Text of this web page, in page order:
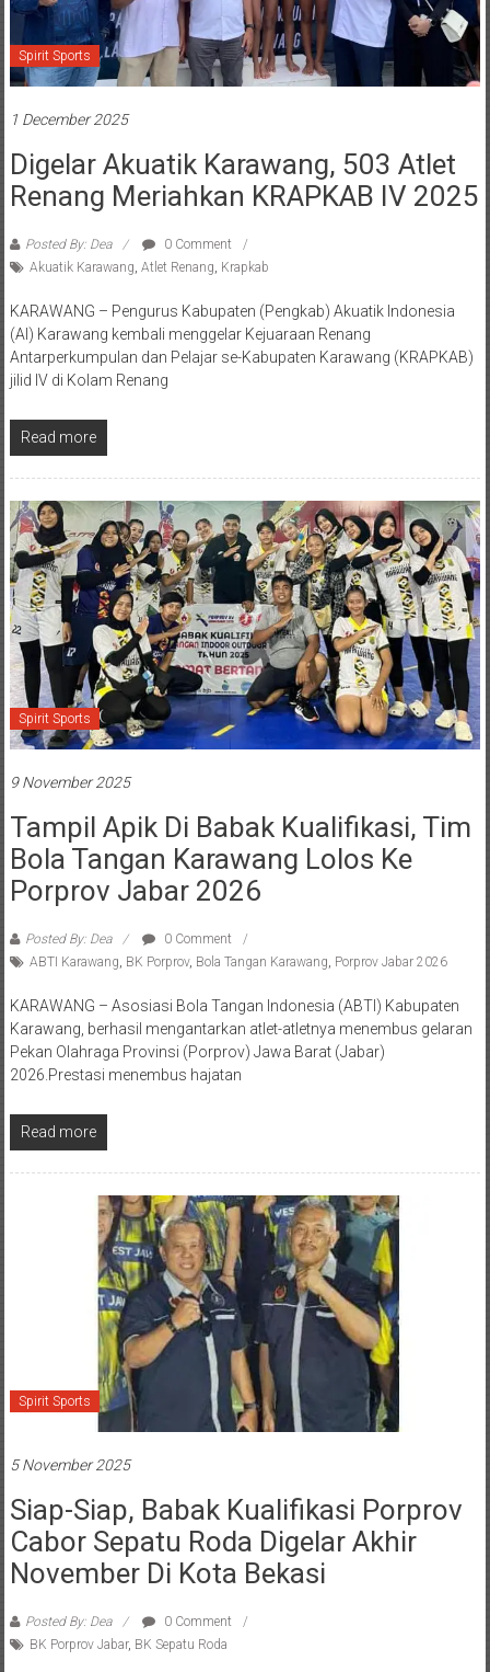
Spirit Sports
1 December 2025
‎Digelar Akuatik Karawang, 503 Atlet
Renang Meriahkan KRAPKAB IV 2025
Posted By: Dea
0 Comment
Akuatik Karawang, Atlet Renang, Krapkab
‎KARAWANG – Pengurus Kabupaten (Pengkab) Akuatik Indonesia
(AI) Karawang kembali menggelar Kejuaraan Renang
Antarperkumpulan dan Pelajar se-Kabupaten Karawang (KRAPKAB)
jilid IV di Kolam Renang
Read more
Spirit Sports
9 November 2025
Tampil Apik Di Babak Kualifikasi, Tim
Bola Tangan Karawang Lolos Ke
Porprov Jabar 2026‎
Posted By: Dea
0 Comment
ABTI Karawang, BK Porprov, Bola Tangan Karawang, Porprov Jabar 2026
‎KARAWANG – Asosiasi Bola Tangan Indonesia (ABTI) Kabupaten
Karawang, berhasil mengantarkan atlet-atletnya menembus gelaran
Pekan Olahraga Provinsi (Porprov) Jawa Barat (Jabar)
2026.‎‎Prestasi menembus hajatan
Read more
Spirit Sports
5 November 2025
Siap-Siap, Babak Kualifikasi Porprov
Cabor Sepatu Roda Digelar Akhir
November Di Kota Bekasi
Posted By: Dea
0 Comment
BK Porprov Jabar, BK Sepatu Roda